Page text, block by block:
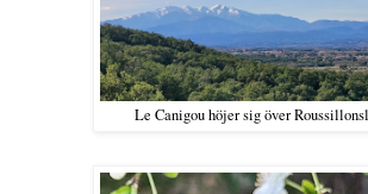
Le Canigou höjer sig över